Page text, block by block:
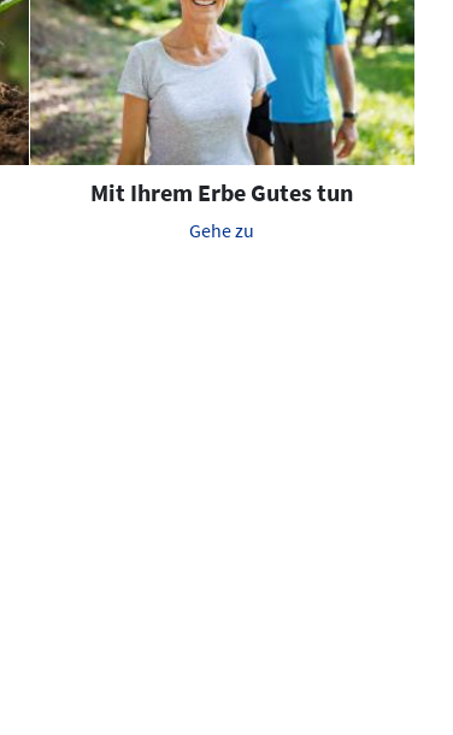
Mit Ihrem Erbe Gutes tun
Gehe zu